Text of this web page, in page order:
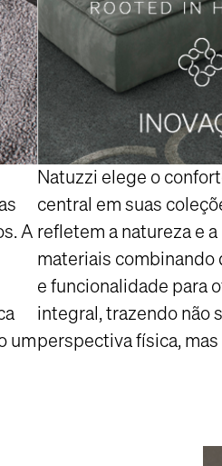
A
um
Natuzzi elege o
central em suas
refletem a natureza e
materiais combinando
e funcionalidade para
integral, trazendo não
perspectiva física,